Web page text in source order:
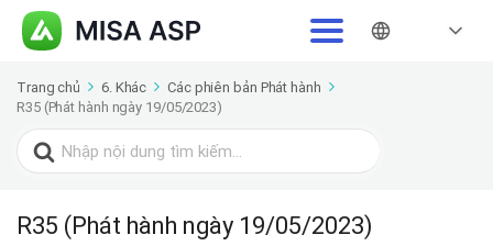
Trang chủ 6. Khác
Các phiên bản Phát hành
R35 (Phát hành ngày 19/05/2023)
Search
for:
R35 (Phát hành ngày 19/05/2023)